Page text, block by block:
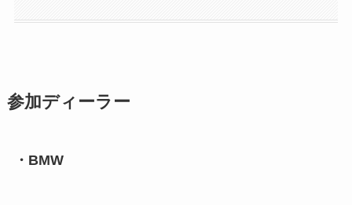
参加ディーラー
・BMW